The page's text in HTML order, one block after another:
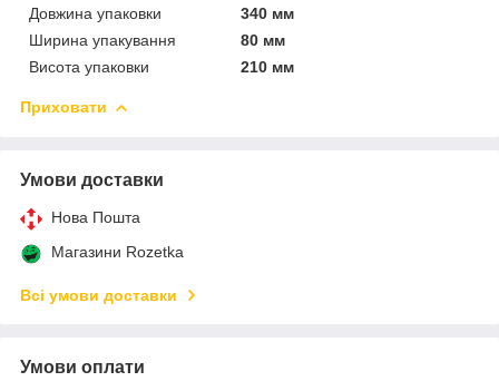
Довжина упаковки
340 мм
Ширина упакування
80 мм
Висота упаковки
210 мм
Приховати
Умови доставки
Нова Пошта
Магазини Rozetka
Всі умови доставки
Умови оплати